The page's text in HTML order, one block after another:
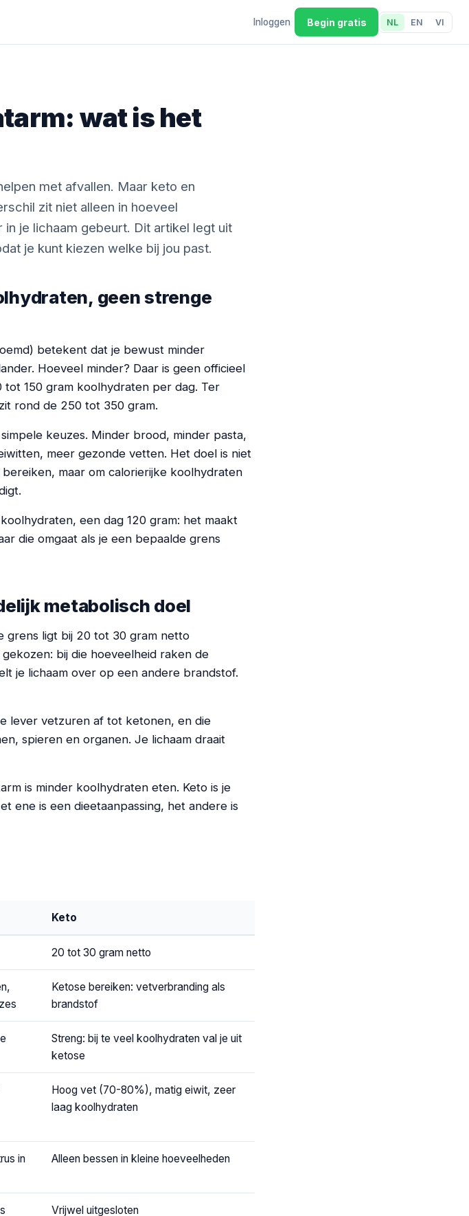
Inloggen Begin gratis NL EN VI
wat is het
met afvallen. Maar keto en
zit niet alleen in hoeveel
je lichaam gebeurt. Dit artikel legt uit
je kunt kiezen welke bij jou past.
geen strenge
betekent dat je bewust minder
Hoeveel minder? Daar is geen officieel
150 gram koolhydraten per dag. Ter
rond de 250 tot 350 gram.
keuzes. Minder brood, minder pasta,
meer gezonde vetten. Het doel is niet
maar om calorierijke koolhydraten
een dag 120 gram: het maakt
die omgaat als je een bepaalde grens
metabolisch doel
grens ligt bij 20 tot 30 gram netto
bij die hoeveelheid raken de
je lichaam over op een andere brandstof.
lever vetzuren af tot ketonen, en die
spieren en organen. Je lichaam draait
is minder koolhydraten eten. Keto is je
ene is een dieetaanpassing, het andere is
Keto
20 tot 30 gram netto
Ketose bereiken: vetverbranding als
brandstof
Streng: bij te veel koolhydraten val je uit
ketose
Hoog vet (70-80%), matig eiwit, zeer
laag koolhydraten
in
Alleen bessen in kleine hoeveelheden
Vrijwel uitgesloten